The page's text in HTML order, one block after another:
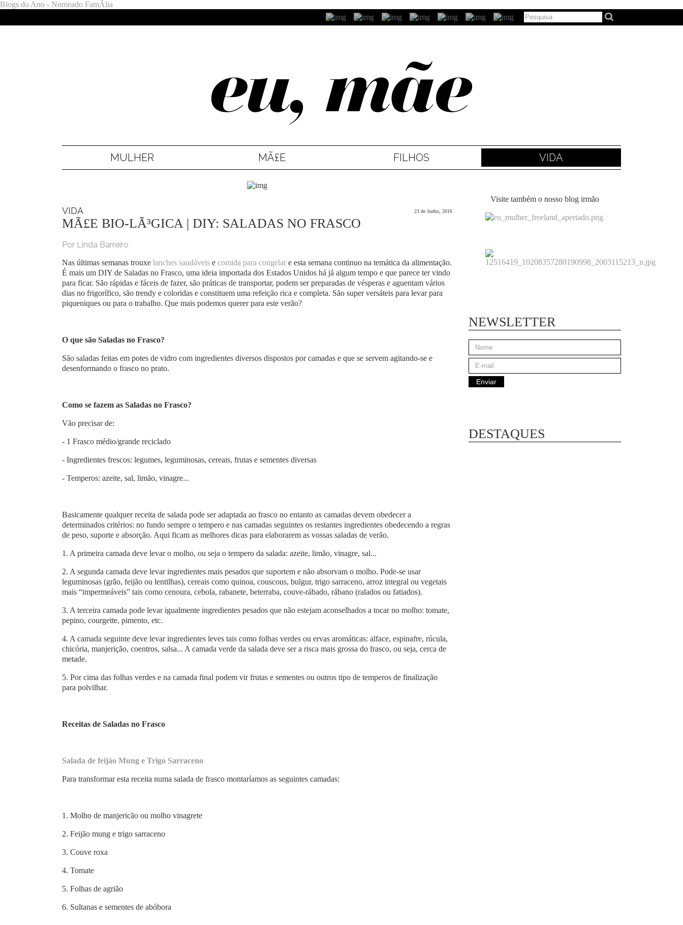
Blogs do Ano - Nomeado FamÃ­lia
MULHER MÃ£E FILHOS VIDA
VIDA 23 de Junho, 2016
MÃ£E BIO-LÃ³GICA | DIY: SALADAS NO FRASCO
Por Linda Barreiro
Nas últimas semanas trouxe lanches saudáveis e comida para congelar e esta semana continuo na temática da alimentação.
É mais um DIY de Saladas no Frasco, uma ideia importada dos Estados Unidos há já algum tempo e que parece ter vindo
para ficar. São rápidas e fáceis de fazer, são práticas de transportar, podem ser preparadas de vésperas e aguentam vários
dias no frigorífico, são trendy e coloridas e constituem uma refeição rica e completa. São super versáteis para levar para
piqueniques ou para o trabalho. Que mais podemos querer para este verão?
O que são Saladas no Frasco?
São saladas feitas em potes de vidro com ingredientes diversos dispostos por camadas e que se servem agitando-se e
desenformando o frasco no prato.
Como se fazem as Saladas no Frasco?
Vão precisar de:
- 1 Frasco médio/grande reciclado
- Ingredientes frescos: legumes, leguminosas, cereais, frutas e sementes diversas
- Temperos: azeite, sal, limão, vinagre...
Basicamente qualquer receita de salada pode ser adaptada ao frasco no entanto as camadas devem obedecer a
determinados critérios: no fundo sempre o tempero e nas camadas seguintes os restantes ingredientes obedecendo a regras
de peso, suporte e absorção. Aqui ficam as melhores dicas para elaborarem as vossas saladas de verão.
1. A primeira camada deve levar o molho, ou seja o tempero da salada: azeite, limão, vinagre, sal...
2. A segunda camada deve levar ingredientes mais pesados que suportem e não absorvam o molho. Pode-se usar
leguminosas (grão, feijão ou lentilhas), cereais como quinoa, couscous, bulgur, trigo sarraceno, arroz integral ou vegetais
mais “impermeáveis” tais como cenoura, cebola, rabanete, beterraba, couve-rábado, rábano (ralados ou fatiados).
3. A terceira camada pode levar igualmente ingredientes pesados que não estejam aconselhados a tocar no molho: tomate,
pepino, courgette, pimento, etc.
4. A camada seguinte deve levar ingredientes leves tais como folhas verdes ou ervas aromáticas: alface, espinafre, rúcula,
chicória, manjerição, coentros, salsa... A camada verde da salada deve ser a risca mais grossa do frasco, ou seja, cerca de
metade.
5. Por cima das folhas verdes e na camada final podem vir frutas e sementes ou outros tipo de temperos de finalização
para polvilhar.
Receitas de Saladas no Frasco
Salada de feijáo Mung e Trigo Sarraceno
Para transformar esta receita numa salada de frasco montaríamos as seguintes camadas:
1. Molho de manjericão ou molho vinagrete
2. Feijão mung e trigo sarraceno
3. Couve roxa
4. Tomate
5. Folhas de agrião
6. Sultanas e sementes de abóbora
Visite também o nosso blog irmão
NEWSLETTER
DESTAQUES